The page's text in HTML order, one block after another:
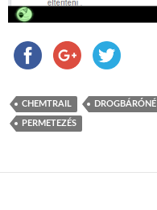
CHEMTRAIL DROGBÁRÓNÉ
PERMETEZÉS